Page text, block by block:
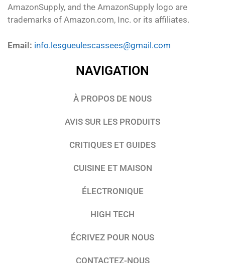
AmazonSupply, and the AmazonSupply logo are
trademarks of Amazon.com, Inc. or its affiliates.
Email: info.lesgueulescassees@gmail.com
NAVIGATION
À PROPOS DE NOUS
AVIS SUR LES PRODUITS
CRITIQUES ET GUIDES
CUISINE ET MAISON
ÉLECTRONIQUE
HIGH TECH
ÉCRIVEZ POUR NOUS
CONTACTEZ-NOUS